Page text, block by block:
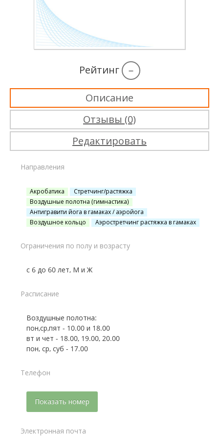
Рейтинг –
Описание
Отзывы (0)
Редактировать
Направления
Акробатика
Стретчинг/растяжка
Воздушные полотна (гимнастика)
Антигравити йога в гамаках / аэройога
Воздушное кольцо
Аэростретчинг растяжка в гамаках
Ограничения по полу и возрасту
с 6 до 60 лет, М и Ж
Расписание
Воздушные полотна:
пон,ср,пят - 10.00 и 18.00
вт и чет - 18.00, 19.00, 20.00
пон, ср, суб - 17.00
Телефон
Показать номер
Электронная почта